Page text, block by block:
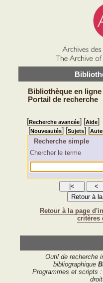
Bibliothèque en ligne
Portail de recherche
[Recherche avancée] [Aide]
[Nouveautés] [Sujets] [
Recherche simple
Chercher le terme
Retour à la page
critères
Outil de recherche
bibliographique
Programmes et scripts